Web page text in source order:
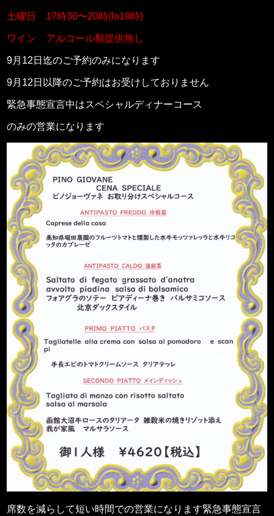
土曜日 17時30〜20時(lo19時)
ワイン アルコール類提供無し
9月12日迄のご予約のみになります
9月12日以降のご予約はお受けしておりません
緊急事態宣言中はスペシャルディナーコース
のみの営業になります
席数を減らして短い時間での営業になります緊急事態宣言